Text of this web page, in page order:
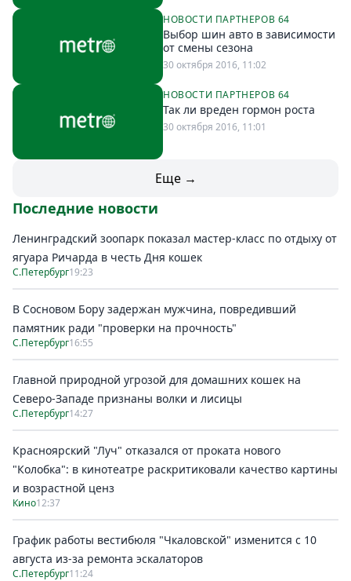
НОВОСТИ ПАРТНЕРОВ 64
Выбор шин авто в зависимости
от смены сезона
30 октября 2016, 11:02
НОВОСТИ ПАРТНЕРОВ 64
Так ли вреден гормон роста
30 октября 2016, 11:01
Еще →
Последние новости
Ленинградский зоопарк показал мастер-класс по отдыху от
ягуара Ричарда в честь Дня кошек
С.Петербург19:23
В Сосновом Бору задержан мужчина, повредивший
памятник ради "проверки на прочность"
С.Петербург16:55
Главной природной угрозой для домашних кошек на
Северо-Западе признаны волки и лисицы
С.Петербург14:27
Красноярский "Луч" отказался от проката нового
"Колобка": в кинотеатре раскритиковали качество картины
и возрастной ценз
Кино12:37
График работы вестибюля "Чкаловской" изменится с 10
августа из-за ремонта эскалаторов
С.Петербург11:24